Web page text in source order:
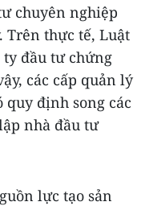
chuyên nghiệp
Trên thực tế, Luật
ty đầu tư chứng
các cấp quản lý
quy định song các
nhà đầu tư
lực tạo sản